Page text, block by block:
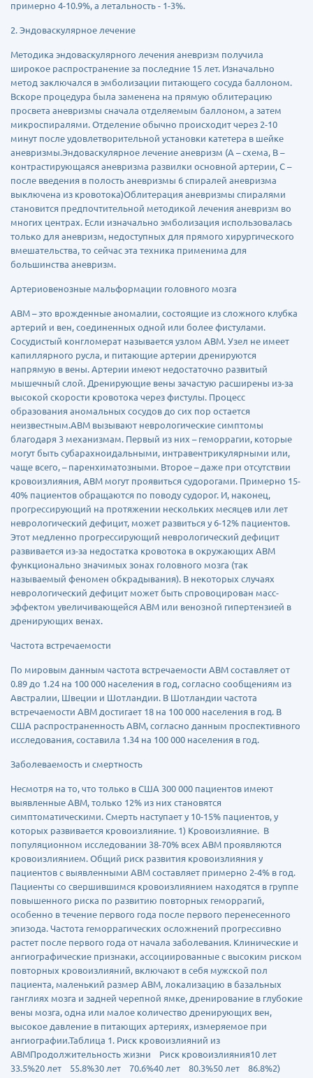
примерно 4-10.9%, а летальность - 1-3%.
2. Эндоваскулярное лечение
Методика эндоваскулярного лечения аневризм получила
широкое распространение за последние 15 лет. Изначально
метод заключался в эмболизации питающего сосуда баллоном.
Вскоре процедура была заменена на прямую облитерацию
просвета аневризмы сначала отделяемым баллоном, а затем
микроспиралями. Отделение обычно происходит через 2-10
минут после удовлетворительной установки катетера в шейке
аневризмы.Эндоваскулярное лечение аневризм (А – схема, В –
контрастирующаяся аневризма развилки основной артерии, С –
после введения в полость аневризмы 6 спиралей аневризма
выключена из кровотока)Облитерация аневризмы спиралями
становится предпочтительной методикой лечения аневризм во
многих центрах. Если изначально эмболизация использовалась
только для аневризм, недоступных для прямого хирургического
вмешательства, то сейчас эта техника применима для
большинства аневризм.
Артериовенозные мальформации головного мозга
АВМ – это врожденные аномалии, состоящие из сложного клубка
артерий и вен, соединенных одной или более фистулами.
Сосудистый конгломерат называется узлом АВМ. Узел не имеет
капиллярного русла, и питающие артерии дренируются
напрямую в вены. Артерии имеют недостаточно развитый
мышечный слой. Дренирующие вены зачастую расширены из-за
высокой скорости кровотока через фистулы. Процесс
образования аномальных сосудов до сих пор остается
неизвестным.АВМ вызывают неврологические симптомы
благодаря 3 механизмам. Первый из них – геморрагии, которые
могут быть субарахноидальными, интравентрикулярными или,
чаще всего, – паренхиматозными. Второе – даже при отсутствии
кровоизлияния, АВМ могут проявиться судорогами. Примерно 15-
40% пациентов обращаются по поводу судорог. И, наконец,
прогрессирующий на протяжении нескольких месяцев или лет
неврологический дефицит, может развиться у 6-12% пациентов.
Этот медленно прогрессирующий неврологический дефицит
развивается из-за недостатка кровотока в окружающих АВМ
функционально значимых зонах головного мозга (так
называемый феномен обкрадывания). В некоторых случаях
неврологический дефицит может быть спровоцирован масс-
эффектом увеличивающейся АВМ или венозной гипертензией в
дренирующих венах.
Частота встречаемости
По мировым данным частота встречаемости АВМ составляет от
0.89 до 1.24 на 100 000 населения в год, согласно сообщениям из
Австралии, Швеции и Шотландии. В Шотландии частота
встречаемости АВМ достигает 18 на 100 000 населения в год. В
США распространенность АВМ, согласно данным проспективного
исследования, составила 1.34 на 100 000 населения в год.
Заболеваемость и смертность
Несмотря на то, что только в США 300 000 пациентов имеют
выявленные АВМ, только 12% из них становятся
симптоматическими. Смерть наступает у 10-15% пациентов, у
которых развивается кровоизлияние. 1) Кровоизлияние. В
популяционном исследовании 38-70% всех АВМ проявляются
кровоизлиянием. Общий риск развития кровоизлияния у
пациентов с выявленными АВМ составляет примерно 2-4% в год.
Пациенты со свершившимся кровоизлиянием находятся в группе
повышенного риска по развитию повторных геморрагий,
особенно в течение первого года после первого перенесенного
эпизода. Частота геморрагических осложнений прогрессивно
растет после первого года от начала заболевания. Клинические и
ангиографические признаки, ассоциированные с высоким риском
повторных кровоизлияний, включают в себя мужской пол
пациента, маленький размер АВМ, локализацию в базальных
ганглиях мозга и задней черепной ямке, дренирование в глубокие
вены мозга, одна или малое количество дренирующих вен,
высокое давление в питающих артериях, измеряемое при
ангиографии.Таблица 1. Риск кровоизлияний из
АВМПродолжительность жизни Риск кровоизлияния10 лет
33.5%20 лет 55.8%30 лет 70.6%40 лет 80.3%50 лет 86.8%2)